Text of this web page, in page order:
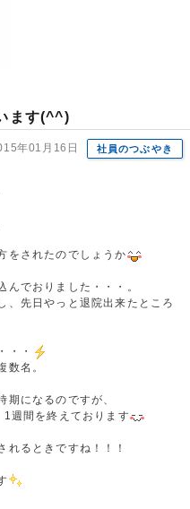
ます(^^)
年01月16日 社員のつぶやき
をされたのでしょうか
でおりました・・・。
、先日やっと退院出来たところ
・・
数名。
期になるのですが、
週間を終えております
れるときですね！！！